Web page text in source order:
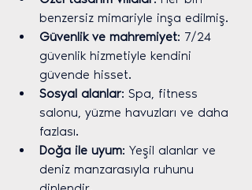
benzersiz mimariyle inşa edilmiş.
Güvenlik ve mahremiyet: 7/24
güvenlik hizmetiyle kendini
güvende hisset.
Sosyal alanlar: Spa, fitness
salonu, yüzme havuzları ve daha
fazlası.
Doğa ile uyum: Yeşil alanlar ve
deniz manzarasıyla ruhunu